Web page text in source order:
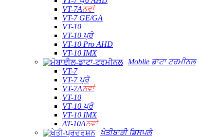
VT-7Aਨਵਾਂ
VT-7 GE/GA
VT-10
VT-10 ਪ੍ਰੋ
VT-10 Pro AHD
VT-10 IMX
Moblie ਡਾਟਾ ਟਰਮੀਨਲ
VT-7
VT-7 ਪ੍ਰੋ
VT-7Aਨਵਾਂ
VT-10
VT-10 ਪ੍ਰੋ
VT-10 IMX
AT-10Aਨਵਾਂ
ਖੇਤੀਬਾੜੀ ਡਿਸਪਲੇ